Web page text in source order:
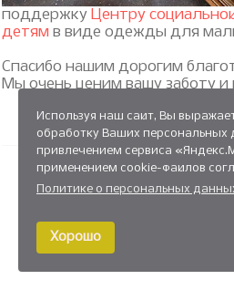
поддержку Центру
детям в виде одежды для
Спасибо нашим дорогим
Мы очень ценим вашу заботу и
Используя наш сайт, Вы
обработку Ваших персональных
привлечением сервиса
применением cookie-файлов
Политике о персональных
Хорошо